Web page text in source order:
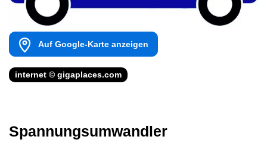
Auf Google-Karte anzeigen
internet © gigaplaces.com
Spannungsumwandler